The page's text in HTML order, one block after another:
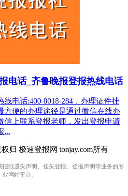
电话_齐鲁晚报登报热线电话
电话:400-8018-284，办理证件挂
方便的办理途径是通过微信在线办
信上联系登报老师，发出登报申请
...
归 极速登报网 tonjay.com所有
纸遗失声明、挂失登报、登报声明等业务的专
业网站平台。